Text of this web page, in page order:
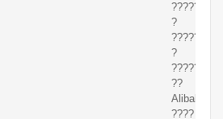
??????
?
????????
?
????????
??
????